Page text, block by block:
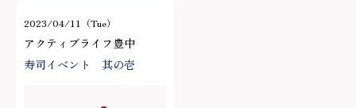
2023/04/11（Tue）
アクティブライフ豊中
寿司イベント 其の壱